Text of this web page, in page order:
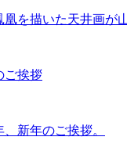
凰を描いた天井画が
ご挨拶
、新年のご挨拶。